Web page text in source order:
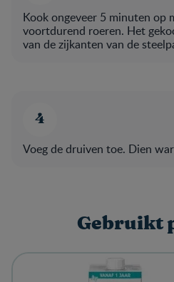
Kook ongeveer 5 minuten op
voortdurend roeren. Het
van de zijkanten van de
Voeg de druiven toe. Dien
Gebruikt